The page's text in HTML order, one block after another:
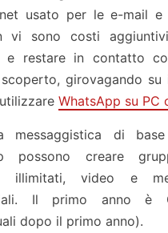
usato per le e-mail e
vi sono costi
e restare in contatto
girovagando su
WhatsApp su PC
messaggistica di
possono creare
illimitati, video e
Il primo anno è
dopo il primo anno).